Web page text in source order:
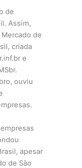
de
Assim,
de
criada
e
ouviu
apesar
de São